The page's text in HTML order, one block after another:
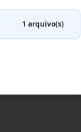
1 arquivo(s)